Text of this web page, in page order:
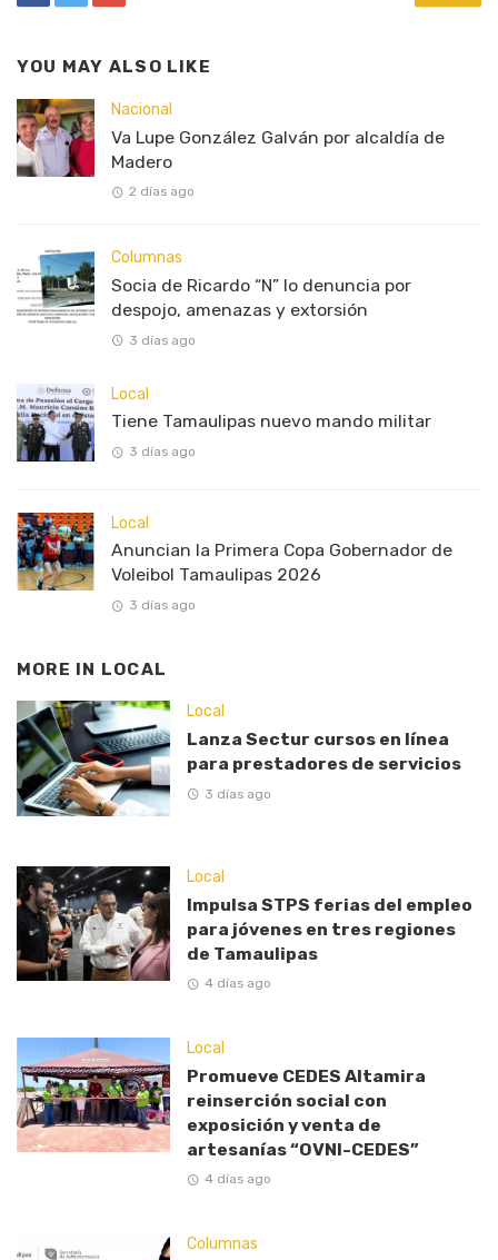
YOU MAY ALSO LIKE
Nacional
Va Lupe González Galván por alcaldía de
Madero
2 días ago
Columnas
Socia de Ricardo “N” lo denuncia por
despojo, amenazas y extorsión
3 días ago
Local
Tiene Tamaulipas nuevo mando militar
3 días ago
Local
Anuncian la Primera Copa Gobernador de
Voleibol Tamaulipas 2026
3 días ago
MORE IN LOCAL
Local
Lanza Sectur cursos en línea
para prestadores de servicios
3 días ago
Local
Impulsa STPS ferias del empleo
para jóvenes en tres regiones
de Tamaulipas
4 días ago
Local
Promueve CEDES Altamira
reinserción social con
exposición y venta de
artesanías “OVNI-CEDES”
4 días ago
Columnas